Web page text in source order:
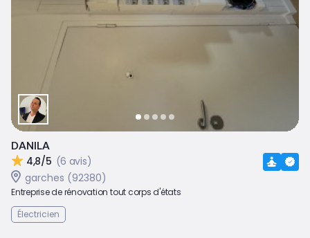
DANILA
4,8/5 (6 avis)
garches (92380)
Entreprise de rénovation tout corps d'états
Électricien